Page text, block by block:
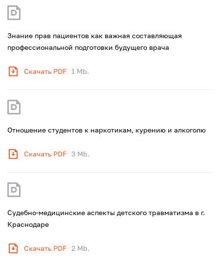
Знание прав пациентов как важная составляющая
профессиональной подготовки будущего врача
Скачать PDF 1 Mb.
Отношение студентов к наркотикам, курению и алкоголю
Скачать PDF 3 Mb.
Судебно-медицинские аспекты детского травматизма в г.
Краснодаре
Скачать PDF 2 Mb.